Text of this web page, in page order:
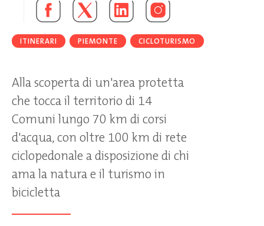
ITINERARI PIEMONTE CICLOTURISMO
Alla scoperta di un'area protetta
che tocca il territorio di 14
Comuni lungo 70 km di corsi
d'acqua, con oltre 100 km di rete
ciclopedonale a disposizione di chi
ama la natura e il turismo in
bicicletta